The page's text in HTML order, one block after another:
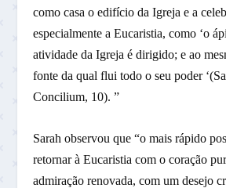
como casa o edifício da Igreja e a
especialmente a Eucaristia, como ‘o
atividade da Igreja é dirigido; e ao
fonte da qual flui todo o seu poder
Concilium, 10). ”
Sarah observou que “o mais rápido
retornar à Eucaristia com o coração
admiração renovada, com um desejo